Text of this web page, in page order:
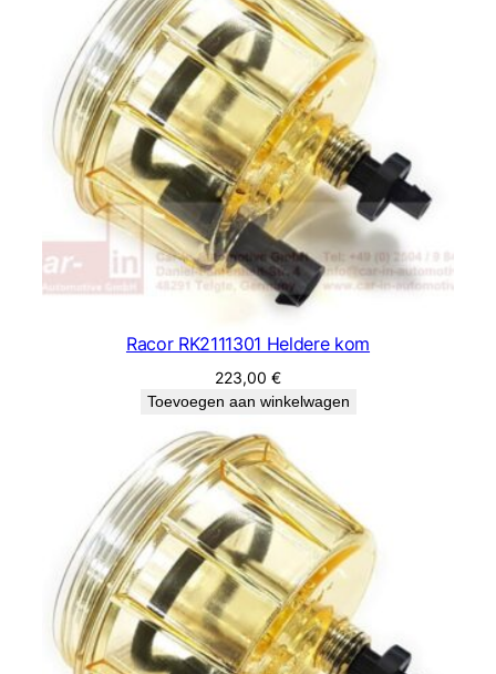
Racor RK2111301 Heldere kom
223,00 €
Toevoegen aan winkelwagen